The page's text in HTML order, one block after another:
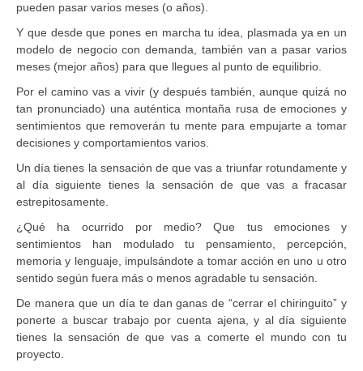
pueden pasar varios meses (o años).
Y que desde que pones en marcha tu idea, plasmada ya en un
modelo de negocio con demanda, también van a pasar varios
meses (mejor años) para que llegues al punto de equilibrio.
Por el camino vas a vivir (y después también, aunque quizá no
tan pronunciado) una auténtica montaña rusa de emociones y
sentimientos que removerán tu mente para empujarte a tomar
decisiones y comportamientos varios.
Un día tienes la sensación de que vas a triunfar rotundamente y
al día siguiente tienes la sensación de que vas a fracasar
estrepitosamente.
¿Qué ha ocurrido por medio? Que tus emociones y
sentimientos han modulado tu pensamiento, percepción,
memoria y lenguaje, impulsándote a tomar acción en uno u otro
sentido según fuera más o menos agradable tu sensación.
De manera que un día te dan ganas de “cerrar el chiringuito” y
ponerte a buscar trabajo por cuenta ajena, y al día siguiente
tienes la sensación de que vas a comerte el mundo con tu
proyecto.